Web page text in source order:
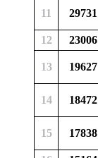
11 29731
12
23006
13 19627
14 18472
15 17838